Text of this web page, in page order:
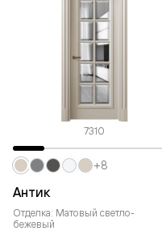
7310
Антик
Отделка: Матовый светло-
бежевый
+8